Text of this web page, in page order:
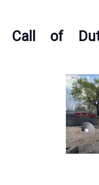
2. Call of